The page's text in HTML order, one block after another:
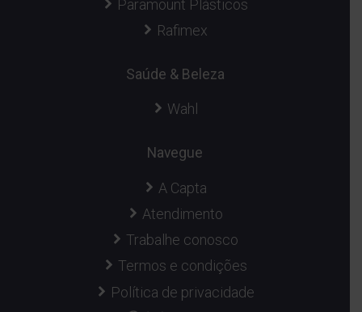
Paramount Plásticos
Rafimex
Saúde & Beleza
Wahl
Navegue
A Capta
Atendimento
Trabalhe conosco
Termos e condições
Política de privacidade